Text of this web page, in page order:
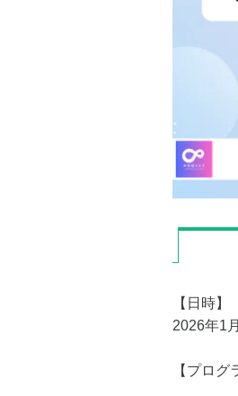
【日時】
2026年1
【プログ